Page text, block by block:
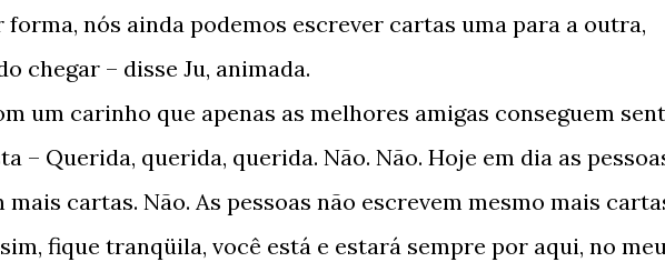
forma, nós ainda podemos escrever cartas uma para a outra,
chegar – disse Ju, animada.
um carinho que apenas as melhores amigas conseguem
– Querida, querida, querida. Não. Não. Hoje em dia as
mais cartas. Não. As pessoas não escrevem mesmo mais
fique tranqüila, você está e estará sempre por aqui, no